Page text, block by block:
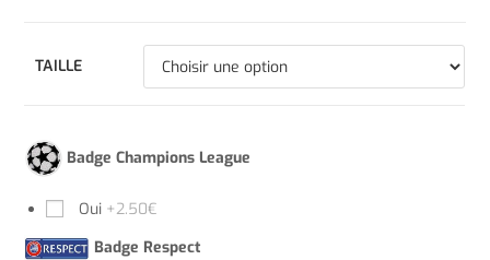
TAILLE
Badge Champions League
Oui +2.50€
Badge Respect